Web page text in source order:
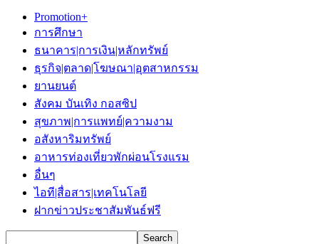
Promotion+
การศึกษา
ธนาคาร|การเงิน|หลักทรัพย์
ธุรกิจ|ตลาด|โฆษณา|อุตสาหกรรม
ยานยนต์
สังคม บันเทิง กอสซิป
สุขภาพ|การแพทย์|ความงาม
อสังหาริมทรัพย์
อาหารท่องเที่ยวพักผ่อนโรงแรม
อื่นๆ
ไอที|สื่อสาร|เทคโนโลยี
ฝากข่าวประชาสัมพันธ์ฟรี